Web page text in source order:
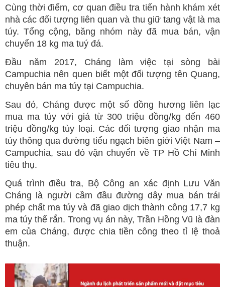
Cùng thời điểm, cơ quan điều tra tiến hành khám xét
nhà các đối tượng liên quan và thu giữ tang vật là ma
túy. Tổng cộng, băng nhóm này đã mua bán, vận
chuyển 18 kg ma tuý đá.
Đầu năm 2017, Cháng làm việc tại sòng bài
Campuchia nên quen biết một đối tượng tên Quang,
chuyên bán ma túy tại Campuchia.
Sau đó, Cháng được một số đồng hương liên lạc
mua ma túy với giá từ 300 triệu đồng/kg đến 460
triệu đồng/kg tùy loại. Các đối tượng giao nhận ma
túy thông qua đường tiểu ngạch biên giới Việt Nam –
Campuchia, sau đó vận chuyển về TP Hồ Chí Minh
tiêu thụ.
Quá trình điều tra, Bộ Công an xác định Lưu Văn
Cháng là người cầm đầu đường dây mua bán trái
phép chất ma túy và đã giao dịch thành công 17,7 kg
ma túy thể rắn. Trong vụ án này, Trần Hồng Vũ là đàn
em của Cháng, được chia tiền công theo tỉ lệ thoả
thuận.